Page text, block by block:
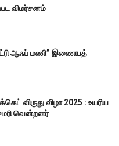
விமர்சனம்
ஆஃப் மணி” இணையத்
விருது விழா 2025 : உயரிய
வென்றனர்